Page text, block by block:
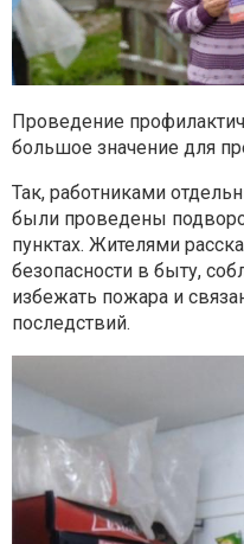
Проведение
большое значение для
Так, работниками
были проведены
пунктах. Жителями
безопасности в быту,
избежать пожара и
последствий.